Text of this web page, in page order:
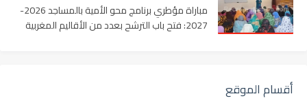
مباراة مؤطري برنامج محو الأمية بالمساجد 2026-
2027: فتح باب الترشح بعدد من الأقاليم المغربية
أقسام الموقع